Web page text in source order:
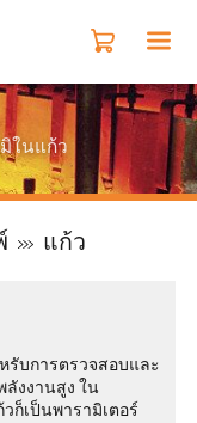
ในแก้ว
แก้ว
บการตรวจสอบและ
งงานสูง ใน
ก็เป็นพารามิเตอร์